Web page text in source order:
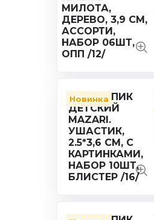
Новинка